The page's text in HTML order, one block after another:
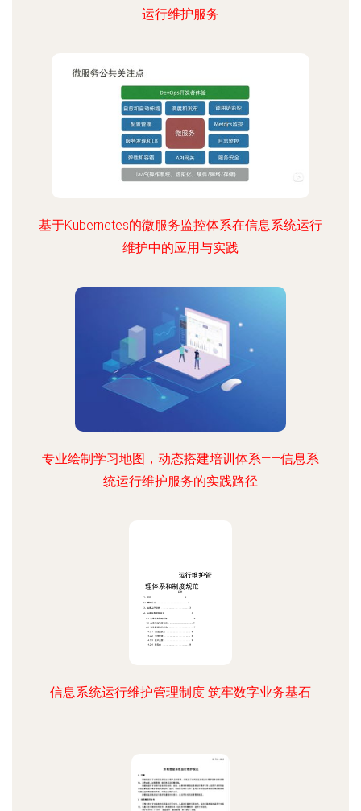
运行维护服务
基于Kubernetes的微服务监控体系在信息系统运行
维护中的应用与实践
专业绘制学习地图，动态搭建培训体系——信息系
统运行维护服务的实践路径
信息系统运行维护管理制度 筑牢数字业务基石